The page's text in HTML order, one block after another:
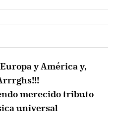
y América y,
merecido tributo
universal